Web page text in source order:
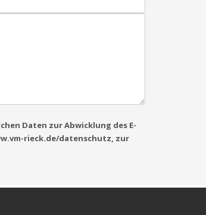
Daten zur Abwicklung des E-
rieck.de/datenschutz, zur